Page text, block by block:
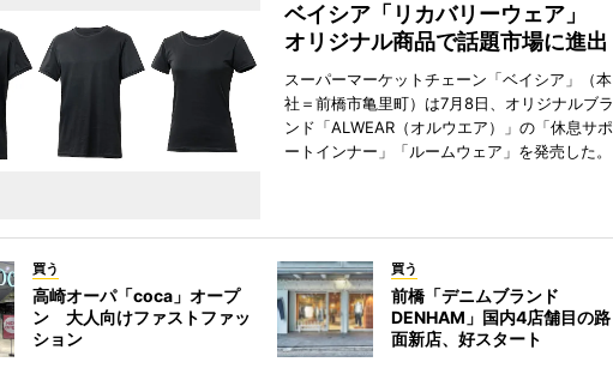
ベイシア「リカバリーウェア」
オリジナル商品で話題市場に進出
スーパーマーケットチェーン「ベイシア」（本
社＝前橋市亀里町）は7月8日、オリジナルブラ
ンド「ALWEAR（オルウエア）」の「休息サポ
ートインナー」「ルームウェア」を発売した。
買う
高崎オーパ「coca」オープ
ン 大人向けファストファッ
ション
買う
前橋「デニムブランド
DENHAM」国内4店舗目の路
面新店、好スタート